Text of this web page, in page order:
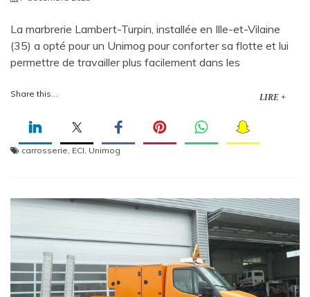
La marbrerie Lambert-Turpin, installée en Ille-et-Vilaine
(35) a opté pour un Unimog pour conforter sa flotte et lui
permettre de travailler plus facilement dans les
Share this... LIRE +
carrosserie, ECI, Unimog